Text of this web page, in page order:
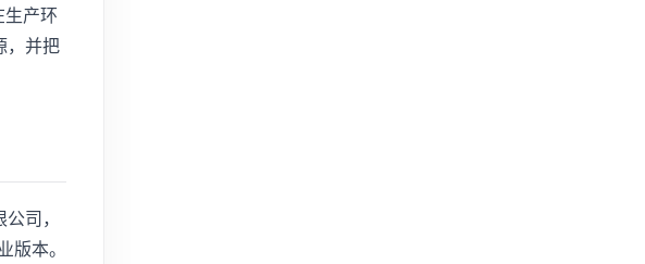
产环
，并把
司，
本。